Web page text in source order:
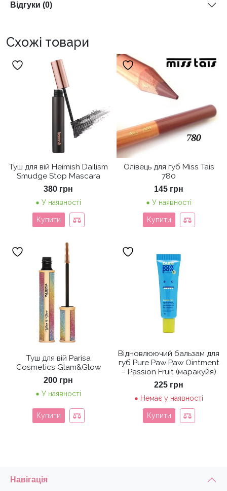
Відгуки (0)
Схожі товари
Туш для вій Heimish Dailism
Smudge Stop Mascara
380 грн
У наявності
Купити
Олівець для губ Miss Tais
780
145 грн
У наявності
Купити
Туш для вій Parisa
Cosmetics Glam&Glow
200 грн
У наявності
Купити
Відновлюючий бальзам для
губ Pure Paw Paw Ointment
– Passion Fruit (маракуйя)
225 грн
Немає у наявності
Купити
Навігація